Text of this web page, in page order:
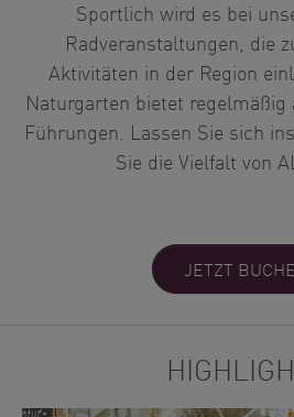
Sportlich wird es bei
Radveranstaltungen, die
Aktivitäten in der Region
Naturgarten bietet regelmäßig
Führungen. Lassen Sie sich
Sie die Vielfalt von
JETZT